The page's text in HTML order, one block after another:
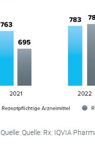
Quelle: Quelle: Rx: IQVIA